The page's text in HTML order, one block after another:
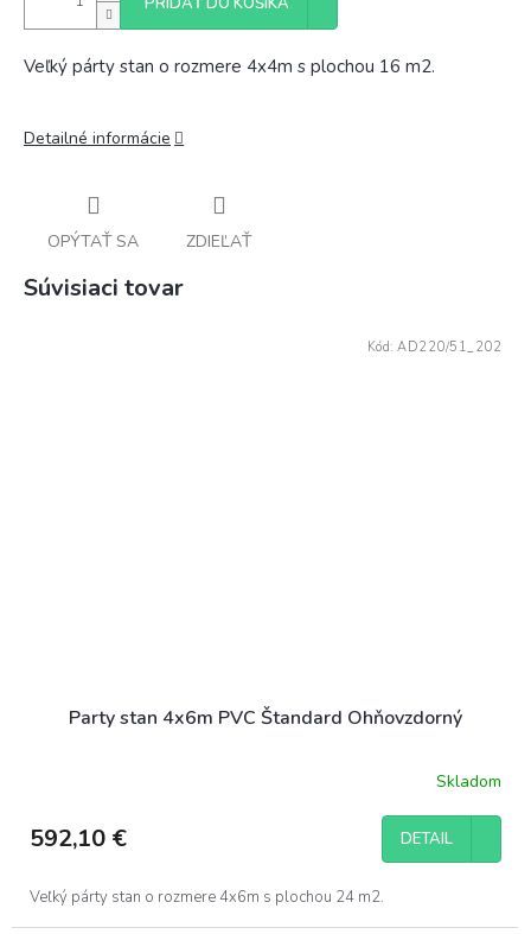
Veľký párty stan o rozmere 4x4m s plochou 16 m2.
Detailné informácie
OPÝTAŤ SA ZDIEĽAŤ
Súvisiaci tovar
Party stan 4x6m PVC Štandard Ohňovzdorný
Skladom
592,10 € DETAIL
Veľký párty stan o rozmere 4x6m s plochou 24 m2.
Kód: AD220/51_202